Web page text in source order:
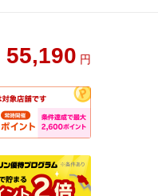
55,190 円